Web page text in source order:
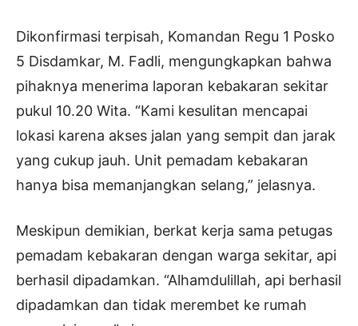
Dikonfirmasi terpisah, Komandan Regu 1 Posko
5 Disdamkar, M. Fadli, mengungkapkan bahwa
pihaknya menerima laporan kebakaran sekitar
pukul 10.20 Wita. “Kami kesulitan mencapai
lokasi karena akses jalan yang sempit dan jarak
yang cukup jauh. Unit pemadam kebakaran
hanya bisa memanjangkan selang,” jelasnya.
Meskipun demikian, berkat kerja sama petugas
pemadam kebakaran dengan warga sekitar, api
berhasil dipadamkan. “Alhamdulillah, api berhasil
dipadamkan dan tidak merembet ke rumah